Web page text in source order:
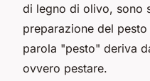
di legno di olivo, sono
preparazione del
parola "pesto" deriva
ovvero pestare.